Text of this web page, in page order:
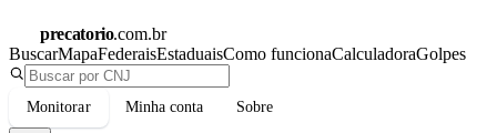
precatorio.com.br
BuscarMapaFederaisEstaduaisComo funcionaCalculadoraGolpes
Monitorar Minha conta Sobre